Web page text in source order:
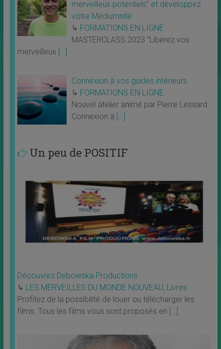
merveilleux potentiels” et développez
votre Médiumnité
↳ FORMATIONS EN LIGNE
MASTERCLASS 2023 “Libérez vos
merveilleux […]
Connexion à vos guides intérieurs
↳ FORMATIONS EN LIGNE
Nouvel atelier animé par Pierre Lessard
Connexion à […]
Un peu de POSITIF
Découvrez Debowska Productions
↳ LES MERVEILLES DU MONDE NOUVEAU, Livres
Profitez de la possibilité de louer ou télécharger les
films. Tous les films vous sont proposés en […]